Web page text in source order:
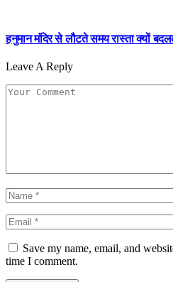
हनुमान मंदिर से लौटते समय रास्ता क्यों
Leave A Reply
Save my name, email, and
time I comment.